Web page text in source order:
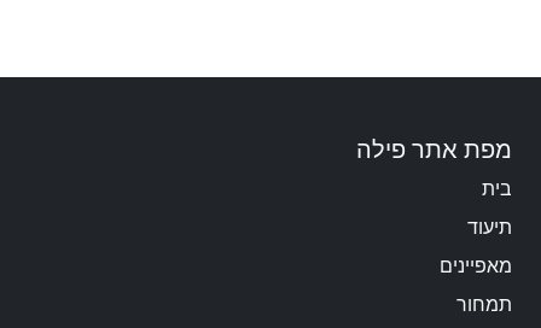
מפת אתר פילה
בית
תיעוד
מאפיינים
תמחור